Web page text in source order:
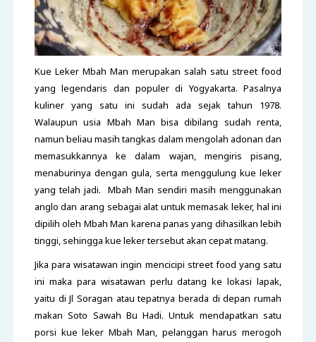
Kue Leker Mbah Man merupakan salah satu street food
yang legendaris dan populer di Yogyakarta. Pasalnya
kuliner yang satu ini sudah ada sejak tahun 1978.
Walaupun usia Mbah Man bisa dibilang sudah renta,
namun beliau masih tangkas dalam mengolah adonan dan
memasukkannya ke dalam wajan, mengiris pisang,
menaburinya dengan gula, serta menggulung kue leker
yang telah jadi. Mbah Man sendiri masih menggunakan
anglo dan arang sebagai alat untuk memasak leker, hal ini
dipilih oleh Mbah Man karena panas yang dihasilkan lebih
tinggi, sehingga kue leker tersebut akan cepat matang.
Jika para wisatawan ingin mencicipi street food yang satu
ini maka para wisatawan perlu datang ke lokasi lapak,
yaitu di Jl Soragan atau tepatnya berada di depan rumah
makan Soto Sawah Bu Hadi. Untuk mendapatkan satu
porsi kue leker Mbah Man, pelanggan harus merogoh